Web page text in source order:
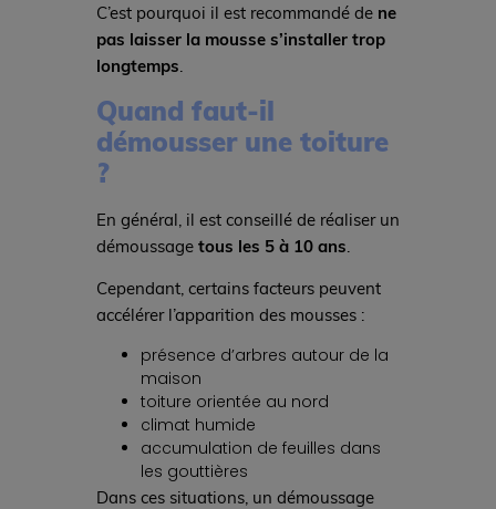
C’est pourquoi il est recommandé de ne
pas laisser la mousse s’installer trop
longtemps.
Quand faut-il
démousser une toiture
?
En général, il est conseillé de réaliser un
démoussage tous les 5 à 10 ans
Cependant, certains facteurs peuvent
accélérer l’apparition des mousses :
présence d’arbres autour de la
maison
toiture orientée au nord
climat humide
accumulation de feuilles dans
les gouttières
Dans ces situations, un démoussage